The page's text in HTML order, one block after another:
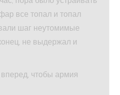
все топал и топал
шаг неутомимые
не выдержал и
чтобы армия